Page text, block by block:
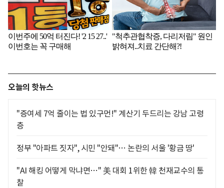
오늘의 핫뉴스
"증여세 7억 줄이는 법 있구먼!" 계산기 두드리는 강남 고령
층
정부 "아파트 짓자", 시민 "안돼"… 논란의 서울 '황금 땅'
"AI 해킹 어떻게 막냐면…" 美 대회 1위한 韓 천재교수의 통
찰